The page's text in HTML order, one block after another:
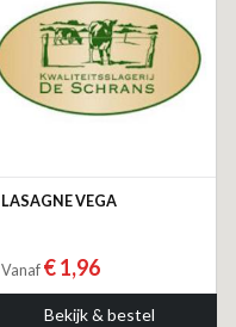
LASAGNE VEGA
Vanaf € 1,96
Bekijk & bestel